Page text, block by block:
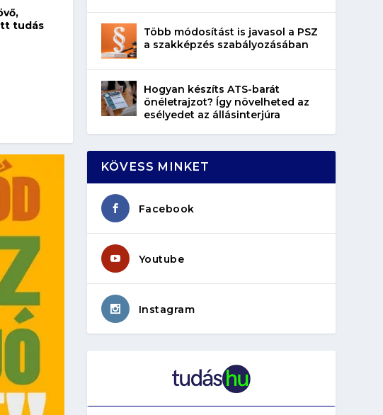
tudás
Több módosítást is javasol a PSZ
a szakképzés szabályozásában
Hogyan készíts ATS-barát
önéletrajzot? Így növelheted az
esélyedet az állásinterjúra
KÖVESS MINKET
Facebook
Youtube
Instagram